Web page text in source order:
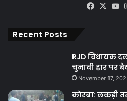
X
Recent Posts
RJD विधायक
चुनावी हार
November 17,
कोरबा: लकड़ी